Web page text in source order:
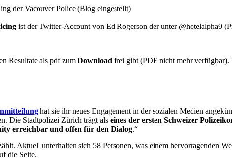
der Vacouver Police (Blog eingestellt)
ist der Twitter-Account von Ed Rogerson der unter @hotelalpha9
Resultate als pdf zumDownloadfrei gibt (PDF nicht mehr verfügbar).
hat sie ihr neues Engagement in der sozialen Medien
Die Stadtpolizei Zürich trägt als eines der ersten Schweizer
erreichbar und offen für den Dialog.“
Aktuell unterhalten sich 58 Personen, was einem hervorragenden
die Seite.